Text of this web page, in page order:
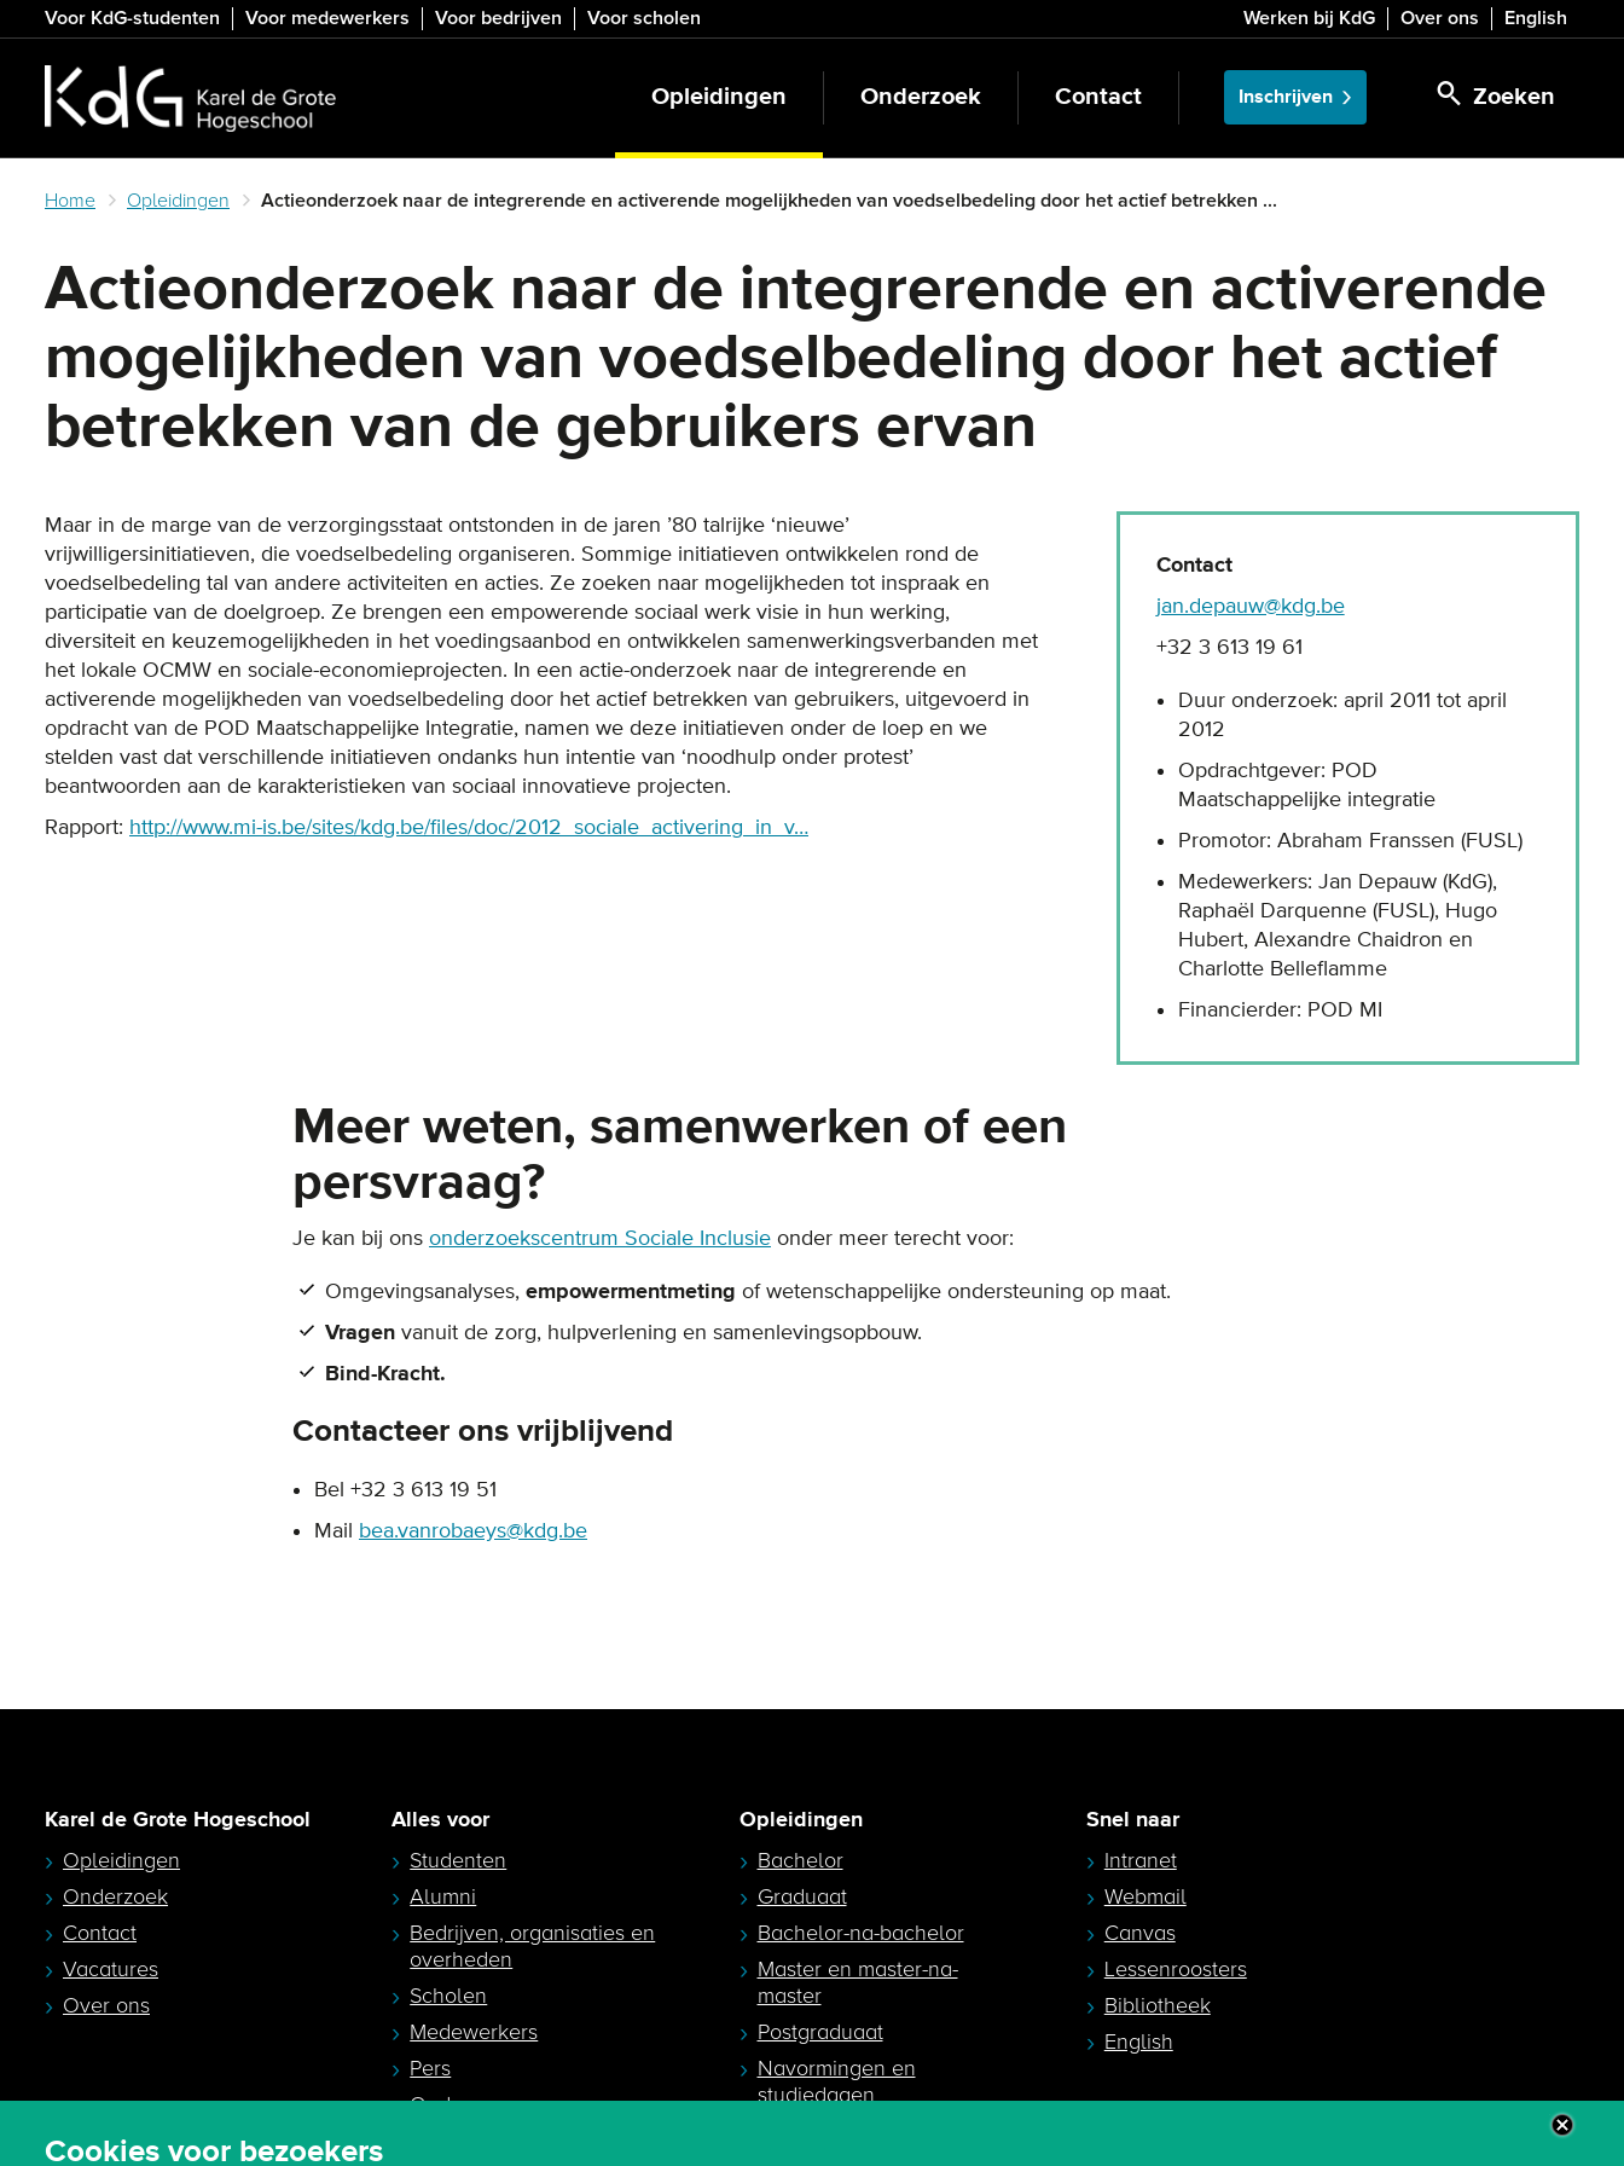
Cookies voor bezoekers
to
main
content
Voor KdG-studenten Voor medewerkers Voor bedrijven Voor scholen Werken bij KdG Over ons English
Zoeken
Opleidingen Onderzoek Contact Inschrijven
Home Opleidingen Actieonderzoek naar de integrerende en activerende mogelijkheden van voedselbedeling door het actief betrekken ...
Actieonderzoek naar de integrerende en activerende
mogelijkheden van voedselbedeling door het actief
betrekken van de gebruikers ervan
Maar in de marge van de verzorgingsstaat ontstonden in de jaren ’80 talrijke ‘nieuwe’
vrijwilligersinitiatieven, die voedselbedeling organiseren. Sommige initiatieven ontwikkelen rond de
voedselbedeling tal van andere activiteiten en acties. Ze zoeken naar mogelijkheden tot inspraak en
participatie van de doelgroep. Ze brengen een empowerende sociaal werk visie in hun werking,
diversiteit en keuzemogelijkheden in het voedingsaanbod en ontwikkelen samenwerkingsverbanden met
het lokale OCMW en sociale-economieprojecten. In een actie-onderzoek naar de integrerende en
activerende mogelijkheden van voedselbedeling door het actief betrekken van gebruikers, uitgevoerd in
opdracht van de POD Maatschappelijke Integratie, namen we deze initiatieven onder de loep en we
stelden vast dat verschillende initiatieven ondanks hun intentie van ‘noodhulp onder protest’
beantwoorden aan de karakteristieken van sociaal innovatieve projecten.
Rapport: http://www.mi-is.be/sites/kdg.be/files/doc/2012_sociale_activering_in_v…
Contact
jan.depauw@kdg.be
+32 3 613 19 61
Duur onderzoek: april 2011 tot april
2012
Opdrachtgever: POD
Maatschappelijke integratie
Promotor: Abraham Franssen (FUSL)
Medewerkers: Jan Depauw (KdG),
Raphaël Darquenne (FUSL), Hugo
Hubert, Alexandre Chaidron en
Charlotte Belleflamme
Financierder: POD MI
Meer weten, samenwerken of een
persvraag?
Je kan bij ons onderzoekscentrum Sociale Inclusie onder meer terecht voor:
Omgevingsanalyses, empowermentmeting of wetenschappelijke ondersteuning op maat.
Vragen vanuit de zorg, hulpverlening en samenlevingsopbouw.
Bind-Kracht.
Contacteer ons vrijblijvend
Bel +32 3 613 19 51
Mail bea.vanrobaeys@kdg.be
Karel de Grote Hogeschool
Opleidingen
Onderzoek
Contact
Vacatures
Over ons
Alles voor
Studenten
Alumni
Bedrijven, organisaties en
overheden
Scholen
Medewerkers
Pers
Ouders en
Opleidingen
Bachelor
Graduaat
Bachelor-na-bachelor
Master en master-na-
master
Postgraduaat
Navormingen en
studiedagen
Snel naar
Intranet
Webmail
Canvas
Lessenroosters
Bibliotheek
English